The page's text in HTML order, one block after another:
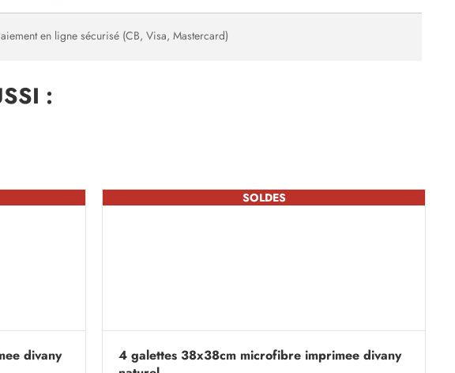
en ligne sécurisé (CB, Visa, Mastercard)
:
divany
SOLDES
4 galettes 38x38cm microfibre imprimee divany